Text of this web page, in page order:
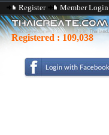
Register Member Login
Registered : 109,038